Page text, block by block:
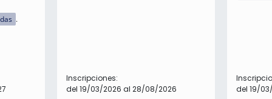
Inscripciones:
del 19/03/2026 al 28/08/2026
del 19/